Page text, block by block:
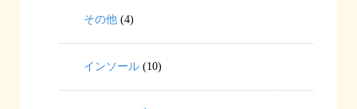
その他 (4)
インソール (10)